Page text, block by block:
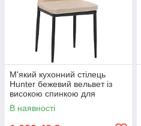
М'який кухонний стілець
Hunter бежевий вельвет із
високою спинкою для
їдальні, вітальні, кафе та
ресторану AMF
В наявності